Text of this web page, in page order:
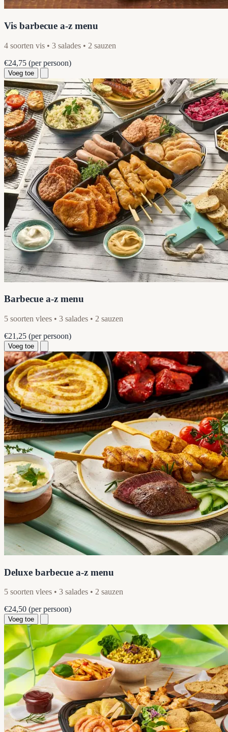
Vis barbecue a-z menu
4 soorten vis • 3 salades • 2 sauzen
€24,75 (per persoon)
Voeg toe
Barbecue a-z menu
5 soorten vlees • 3 salades • 2 sauzen
€21,25 (per persoon)
Voeg toe
Deluxe barbecue a-z menu
5 soorten vlees • 3 salades • 2 sauzen
€24,50 (per persoon)
Voeg toe